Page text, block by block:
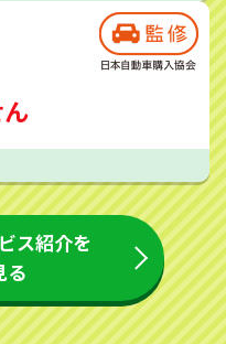
ス紹介を
る